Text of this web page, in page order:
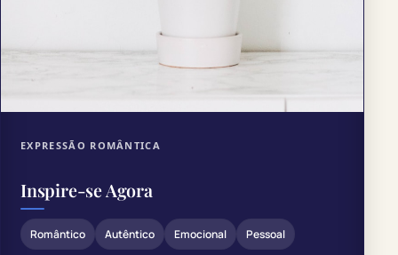
EXPRESSÃO ROMÂNTICA
Inspire-se Agora
Romântico Autêntico Emocional Pessoal